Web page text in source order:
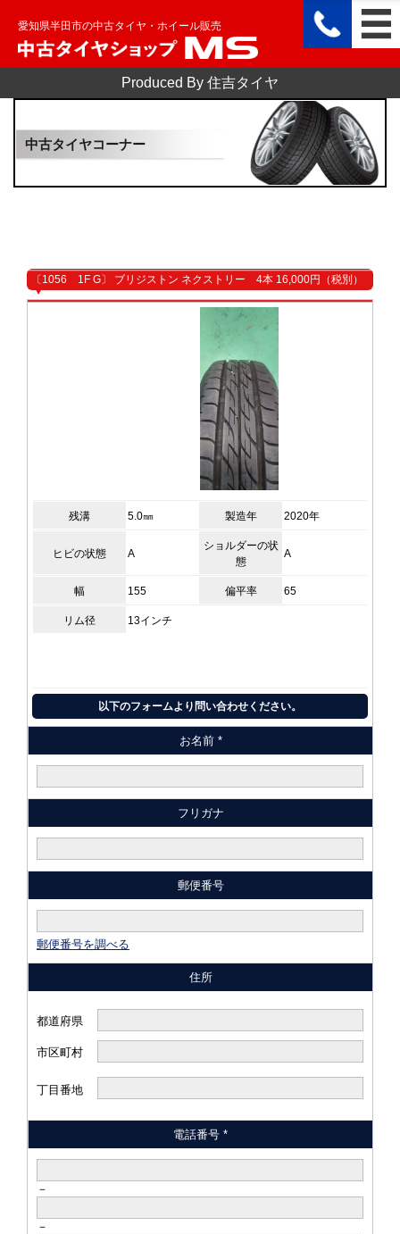
愛知県半田市の中古タイヤ・ホイール販売
Produced By 住吉タイヤ
中古タイヤコーナー
〔1056 1F G〕 ブリジストン ネクストリー 4本 16,000円（税別）
残溝 5.0㎜ 製造年 2020年
ヒビの状態 A
ショルダーの状
態
A
幅 155 偏平率 65
リム径 13インチ
以下のフォームより問い合わせください。
お名前 *
フリガナ
郵便番号
郵便番号を調べる
住所
都道府県
市区町村
丁目番地
電話番号 *
－
－